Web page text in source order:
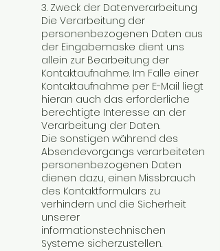
3. Zweck der Datenverarbeitung
Die Verarbeitung der
personenbezogenen Daten aus
der Eingabemaske dient uns
allein zur Bearbeitung der
Kontaktaufnahme. Im Falle einer
Kontaktaufnahme per E-Mail liegt
hieran auch das erforderliche
berechtigte Interesse an der
Verarbeitung der Daten.
Die sonstigen während des
Absendevorgangs verarbeiteten
personenbezogenen Daten
dienen dazu, einen Missbrauch
des Kontaktformulars zu
verhindern und die Sicherheit
unserer
informationstechnischen
Systeme sicherzustellen.